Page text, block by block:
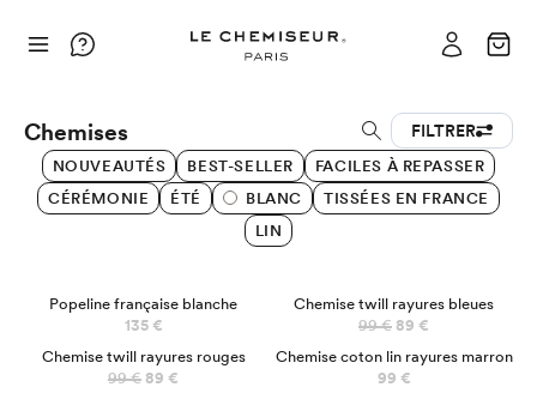
Chemises FILTRER
NOUVEAUTÉS BEST-SELLER
FACILES À REPASSER
CÉRÉMONIE
ÉTÉ BLANC
TISSÉES EN FRANCE
LIN
Popeline française blanche
135 €
Chemise twill rayures bleues
99 € 89 €
Chemise twill rayures rouges
99 € 89 €
Chemise coton lin rayures marron
99 €